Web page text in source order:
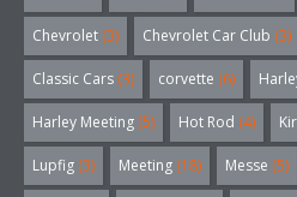
Chevrolet (3) Chevrolet Car Club (3)
Classic Cars (3) corvette (6)
Harley Meeting (5) Hot Rod (4)
Lupfig (3) Meeting (18) Messe (5)